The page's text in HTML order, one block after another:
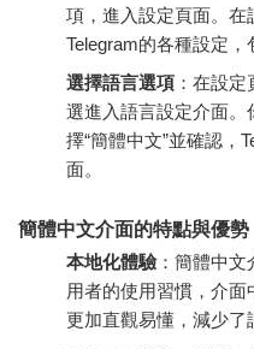
項，進入設定頁面。
Telegram的各種設定，
選擇語言選項 ：在設
選進入語言設定介面。
擇“簡體中文”並確認，
面。
簡體中文介面的特點與優勢
本地化體驗：簡體中文
用者的使用習慣，介面
更加直觀易懂，減少了